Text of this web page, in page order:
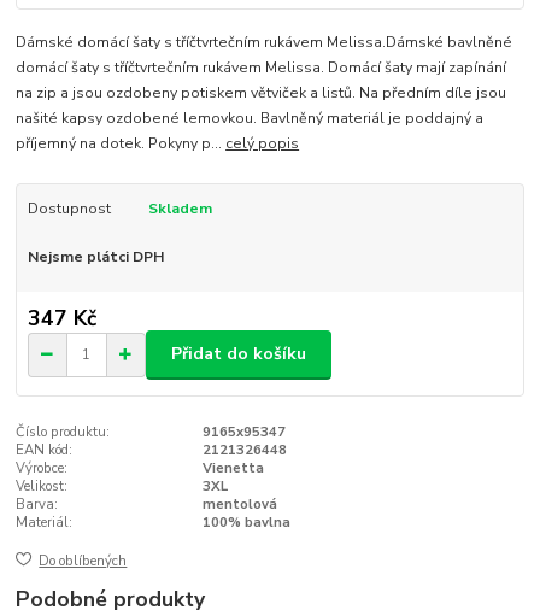
Dámské domácí šaty s tříčtvrtečním rukávem Melissa.Dámské bavlněné
domácí šaty s tříčtvrtečním rukávem Melissa. Domácí šaty mají zapínání
na zip a jsou ozdobeny potiskem větviček a listů. Na předním díle jsou
našité kapsy ozdobené lemovkou. Bavlněný materiál je poddajný a
příjemný na dotek. Pokyny p... celý popis
Dostupnost Skladem
Nejsme plátci DPH
347 Kč
Přidat do košíku
Číslo produktu:
9165x95347
EAN kód:
2121326448
Výrobce:
Vienetta
Velikost:
3XL
Barva:
mentolová
Materiál:
100% bavlna
Do oblíbených
Podobné produkty